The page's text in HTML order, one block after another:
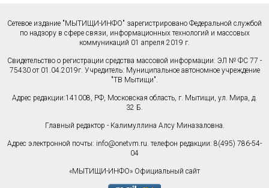
Сетевое издание "МЫТИЩИ-ИНФО" зарегистрировано Федеральной службой
по надзору в сфере связи, информационных технологий и массовых
коммуникаций 01 апреля 2019 г.
Свидетельство о регистрации средства массовой информации: ЭЛ № ФС 77 -
75430 от 01.04.2019г. Учредитель: Муниципальное автономное учреждение
"ТВ Мытищи".
Адрес редакции:141008, РФ, Московская область, г. Мытищи, ул. Мира, д.
32 Б.
Главный редактор - Калимуллина Алсу Миназаловна.
Адрес электронной почты: info@onetvm.ru. телефон редакции: 8(495) 786-54-
04
«МЫТИЩИ-ИНФО» Официальный сайт